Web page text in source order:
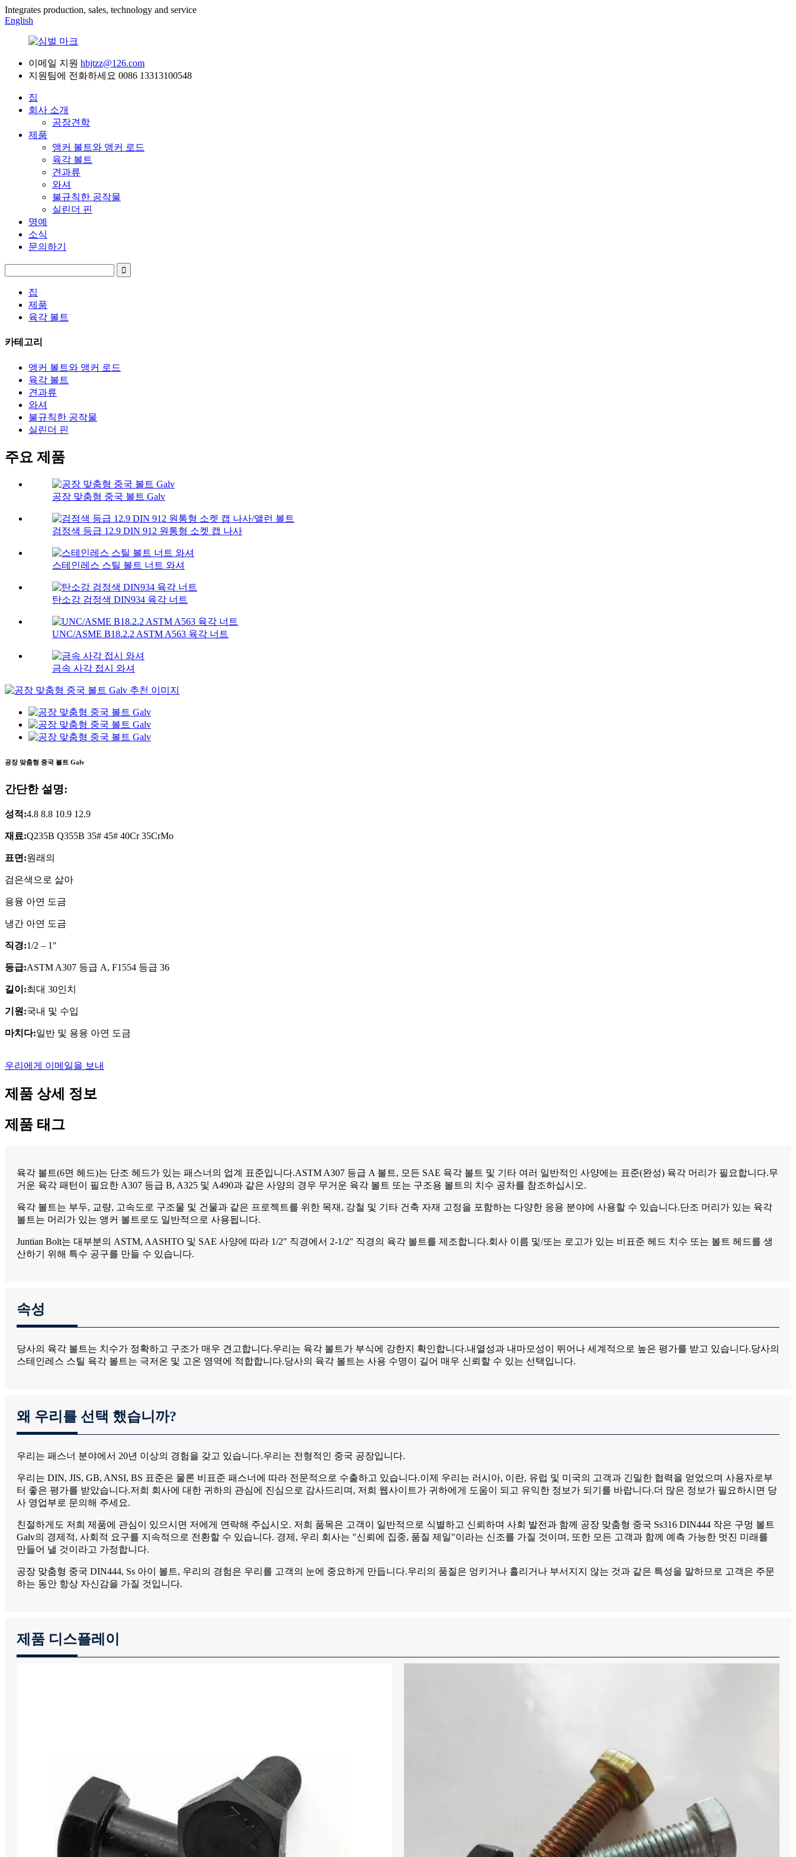
Integrates production, sales, technology and service
English
이메일 지원 hbjtzz@126.com
지원팀에 전화하세요 0086 13313100548
집
회사 소개
공장견학
제품
앵커 볼트와 앵커 로드
육각 볼트
견과류
와셔
불규칙한 공작물
실린더 핀
명예
소식
문의하기
집
제품
육각 볼트
카테고리
앵커 볼트와 앵커 로드
육각 볼트
견과류
와셔
불규칙한 공작물
실린더 핀
주요 제품
공장 맞춤형 중국 볼트 Galv
검정색 등급 12.9 DIN 912 원통형 소켓 캡 나사
스테인레스 스틸 볼트 너트 와셔
탄소강 검정색 DIN934 육각 너트
UNC/ASME B18.2.2 ASTM A563 육각 너트
금속 사각 접시 와셔
공장 맞춤형 중국 볼트 Galv
간단한 설명:
성적:4.8 8.8 10.9 12.9
재료:Q235B Q355B 35# 45# 40Cr 35CrMo
표면:원래의
검은색으로 삶아
용융 아연 도금
냉간 아연 도금
직경:1/2 – 1″
등급:ASTM A307 등급 A, F1554 등급 36
길이:최대 30인치
기원:국내 및 수입
마치다:일반 및 용융 아연 도금
우리에게 이메일을 보내
제품 상세 정보
제품 태그
육각 볼트(6면 헤드)는 단조 헤드가 있는 패스너의 업계 표준입니다.ASTM A307 등급 A 볼트, 모든 SAE 육각 볼트 및 기타 여러 일반적인 사양에는 표준(완성) 육각 머리가 필요합니다.무
거운 육각 패턴이 필요한 A307 등급 B, A325 및 A490과 같은 사양의 경우 무거운 육각 볼트 또는 구조용 볼트의 치수 공차를 참조하십시오.
육각 볼트는 부두, 교량, 고속도로 구조물 및 건물과 같은 프로젝트를 위한 목재, 강철 및 기타 건축 자재 고정을 포함하는 다양한 응용 분야에 사용할 수 있습니다.단조 머리가 있는 육각
볼트는 머리가 있는 앵커 볼트로도 일반적으로 사용됩니다.
Juntian Bolt는 대부분의 ASTM, AASHTO 및 SAE 사양에 따라 1/2″ 직경에서 2-1/2″ 직경의 육각 볼트를 제조합니다.회사 이름 및/또는 로고가 있는 비표준 헤드 치수 또는 볼트 헤드를 생
산하기 위해 특수 공구를 만들 수 있습니다.
속성
당사의 육각 볼트는 치수가 정확하고 구조가 매우 견고합니다.우리는 육각 볼트가 부식에 강한지 확인합니다.내열성과 내마모성이 뛰어나 세계적으로 높은 평가를 받고 있습니다.당사의
스테인레스 스틸 육각 볼트는 극저온 및 고온 영역에 적합합니다.당사의 육각 볼트는 사용 수명이 길어 매우 신뢰할 수 있는 선택입니다.
왜 우리를 선택 했습니까?
우리는 패스너 분야에서 20년 이상의 경험을 갖고 있습니다.우리는 전형적인 중국 공장입니다.
우리는 DIN, JIS, GB, ANSI, BS 표준은 물론 비표준 패스너에 따라 전문적으로 수출하고 있습니다.이제 우리는 러시아, 이란, 유럽 및 미국의 고객과 긴밀한 협력을 얻었으며 사용자로부
터 좋은 평가를 받았습니다.저희 회사에 대한 귀하의 관심에 진심으로 감사드리며, 저희 웹사이트가 귀하에게 도움이 되고 유익한 정보가 되기를 바랍니다.더 많은 정보가 필요하시면 당
사 영업부로 문의해 주세요.
친절하게도 저희 제품에 관심이 있으시면 저에게 연락해 주십시오. 저희 품목은 고객이 일반적으로 식별하고 신뢰하며 사회 발전과 함께 공장 맞춤형 중국 Ss316 DIN444 작은 구멍 볼트
Galv의 경제적, 사회적 요구를 지속적으로 전환할 수 있습니다. 경제, 우리 회사는 "신뢰에 집중, 품질 제일"이라는 신조를 가질 것이며, 또한 모든 고객과 함께 예측 가능한 멋진 미래를
만들어 낼 것이라고 가정합니다.
공장 맞춤형 중국 DIN444, Ss 아이 볼트, 우리의 경험은 우리를 고객의 눈에 중요하게 만듭니다.우리의 품질은 엉키거나 흘리거나 부서지지 않는 것과 같은 특성을 말하므로 고객은 주문
하는 동안 항상 자신감을 가질 것입니다.
제품 디스플레이